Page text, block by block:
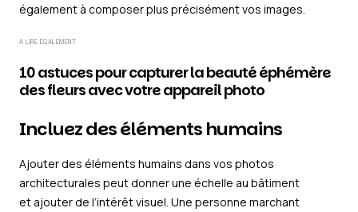
également à composer plus précisément vos images.
A LIRE ÉGALEMENT
10 astuces pour capturer la beauté éphémère
des fleurs avec votre appareil photo
Incluez des éléments humains
Ajouter des éléments humains dans vos photos
architecturales peut donner une échelle au bâtiment
et ajouter de l’intérêt visuel. Une personne marchant